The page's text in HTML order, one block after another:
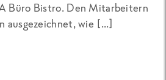
Büro Bistro. Den Mitarbeitern
ausgezeichnet, wie [...]